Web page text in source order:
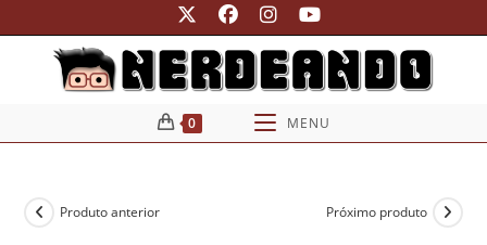
para
conteúdo
0 MENU
Produto anterior Próximo produto